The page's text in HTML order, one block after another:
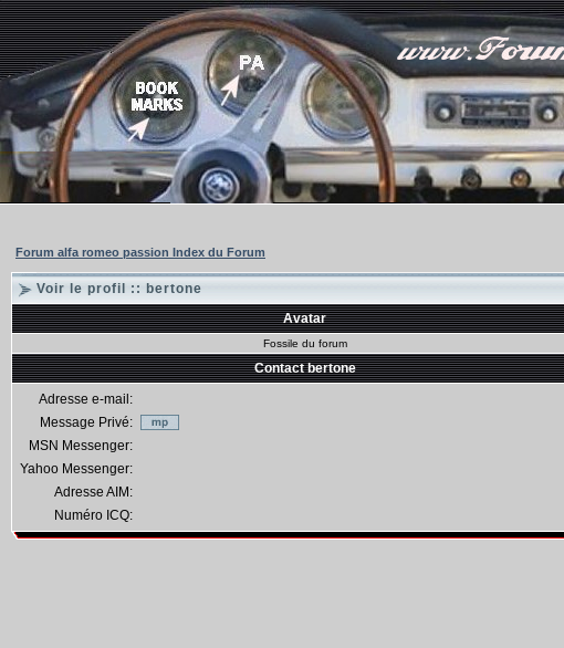
Forum alfa romeo passion Index du Forum
Voir le profil :: bertone
Avatar
Fossile du forum
Contact bertone
Adresse e-mail:
Message Privé:
MSN Messenger:
Yahoo Messenger:
Adresse AIM:
Numéro ICQ: